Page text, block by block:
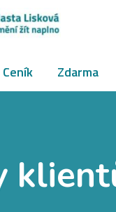
Ceník Zdarma